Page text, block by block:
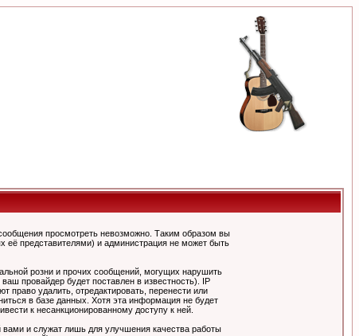
просмотреть невозможно. Таким образом вы
представителями) и администрация не может быть
розни и прочих сообщений, могущих нарушить
провайдер будет поставлен в известность). IP
удалить, отредактировать, перенести или
в базе данных. Хотя эта информация не будет
к несанкционированному доступу к ней.
и служат лишь для улучшения качества работы